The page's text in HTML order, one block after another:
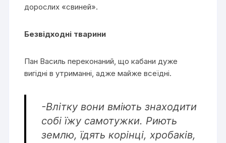
дорослих «свиней».
Безвідходні тварини
Пан Василь переконаний, що кабани дуже
вигідні в утриманні, адже майже всеїдні.
-Влітку вони вміють знаходити
собі їжу самотужки. Риють
землю, їдять корінці, хробаків,